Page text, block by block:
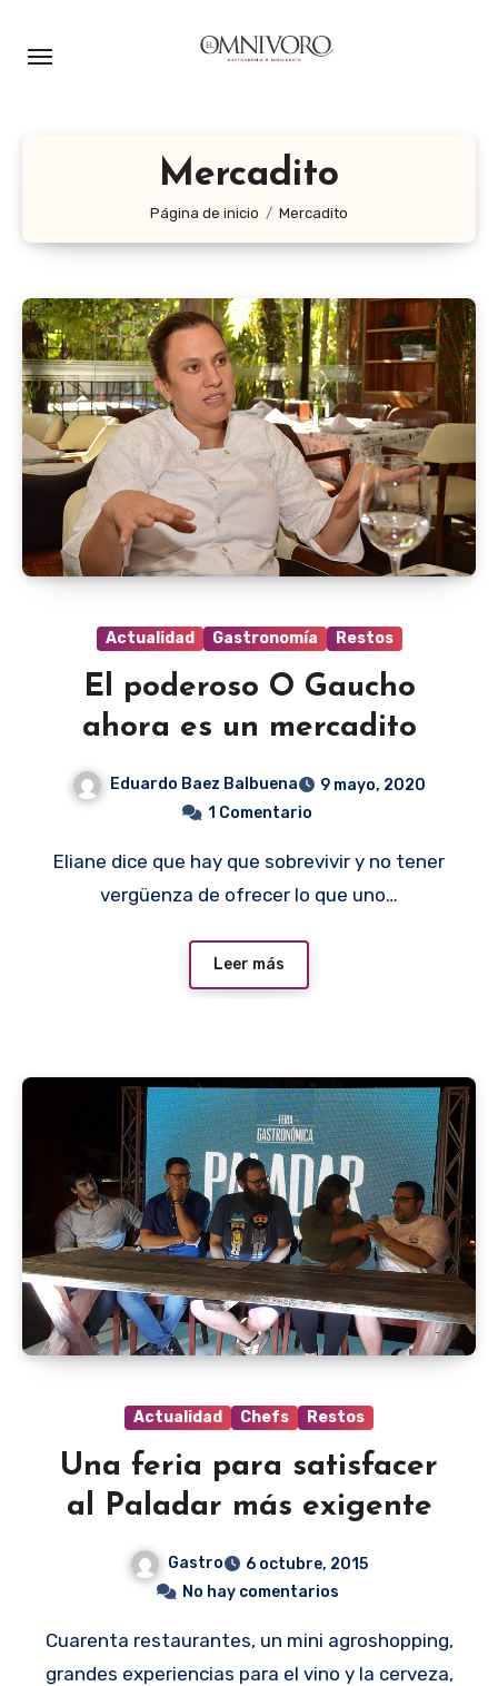
Mercadito
Página de inicio Mercadito
Actualidad Gastronomía Restos
El poderoso O Gaucho
ahora es un mercadito
Eduardo Baez Balbuena
9 mayo, 2020
1 Comentario
Eliane dice que hay que sobrevivir y no tener
vergüenza de ofrecer lo que uno…
Leer más
Actualidad Chefs Restos
Una feria para satisfacer
al Paladar más exigente
Gastro
6 octubre, 2015
No hay comentarios
Cuarenta restaurantes, un mini agroshopping,
grandes experiencias para el vino y la cerveza,